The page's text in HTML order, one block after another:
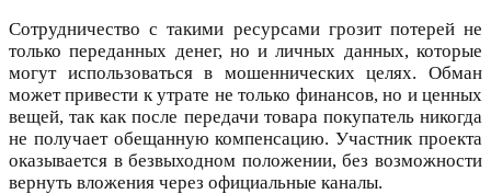
Сотрудничество с такими ресурсами грозит потерей не
только переданных денег, но и личных данных, которые
могут использоваться в мошеннических целях. Обман
может привести к утрате не только финансов, но и ценных
вещей, так как после передачи товара покупатель никогда
не получает обещанную компенсацию. Участник проекта
оказывается в безвыходном положении, без возможности
вернуть вложения через официальные каналы.